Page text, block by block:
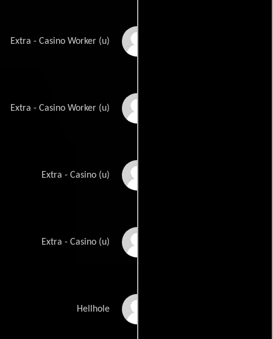
Extra - Casino Worker (u)
Extra - Casino Worker (u)
Extra - Casino (u)
Extra - Casino (u)
Hellhole